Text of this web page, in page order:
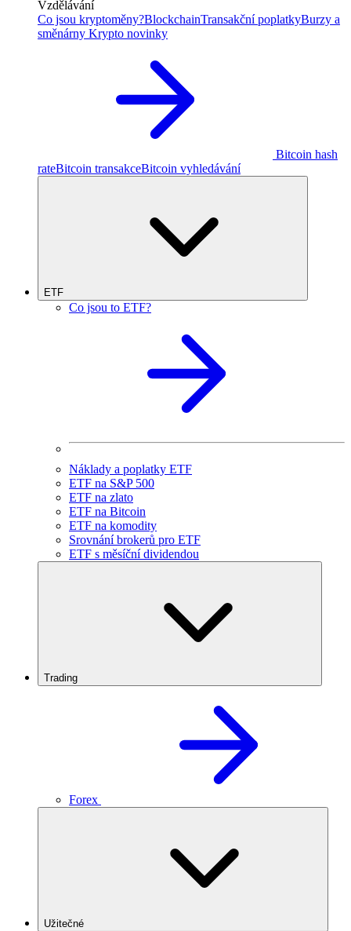
Vzdělávání
Co jsou kryptoměny?BlockchainTransakční poplatkyBurzy a
směnárny Krypto novinky
Bitcoin hash
rateBitcoin transakceBitcoin vyhledávání
ETF
Co jsou to ETF?
Náklady a poplatky ETF
ETF na S&P 500
ETF na zlato
ETF na Bitcoin
ETF na komodity
Srovnání brokerů pro ETF
ETF s měsíční dividendou
Trading
Forex
Užitečné